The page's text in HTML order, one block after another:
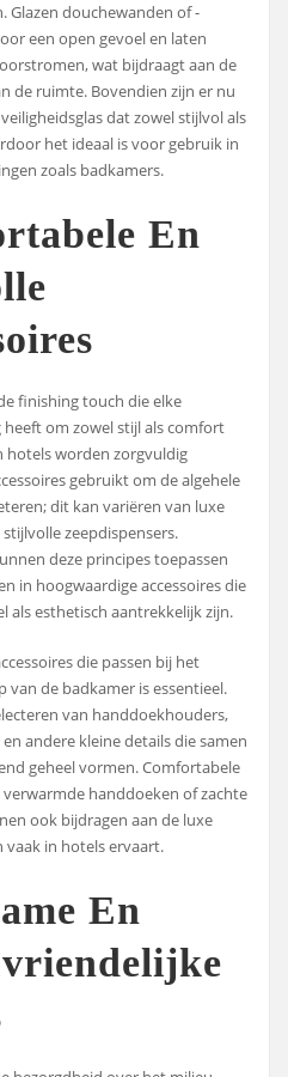
Glazen douchewanden of -
een open gevoel en laten
wat bijdraagt aan de
de ruimte. Bovendien zijn er nu
dat zowel stijlvol als
het ideaal is voor gebruik in
zoals badkamers.
En
finishing touch die elke
om zowel stijl als comfort
hotels worden zorgvuldig
gebruikt om de algehele
dit kan variëren van luxe
zeepdispensers.
deze principes toepassen
in hoogwaardige accessoires die
als esthetisch aantrekkelijk zijn.
die passen bij het
van de badkamer is essentieel.
van handdoekhouders,
andere kleine details die samen
geheel vormen. Comfortabele
handdoeken of zachte
ook bijdragen aan de luxe
vaak in hotels ervaart.
En